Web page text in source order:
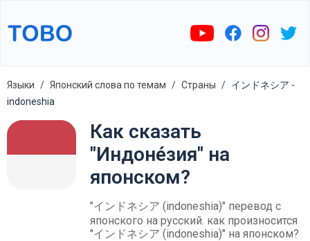
Языки Японский слова по темам Страны
インドネシア -
indoneshia
Как сказать
"Индоне́зия" на
японском?
"インドネシア (indoneshia)" перевод с
японского на русский. как произносится
"インドネシア (indoneshia)" на японском?